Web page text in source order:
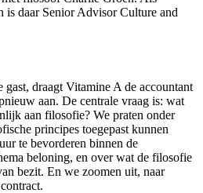
daar Senior Advisor Culture and
draagt Vitamine A de accountant
aan. De centrale vraag is: wat
aan filosofie? We praten onder
principes toegepast kunnen
te bevorderen binnen de
beloning, en over wat de filosofie
bezit. En we zoomen uit, naar